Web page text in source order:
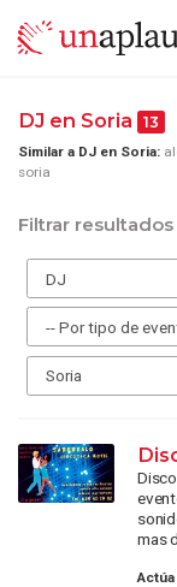
DJ en Soria 13
Similar a DJ en Soria:
soria
Filtrar resultados
mas
Actúa